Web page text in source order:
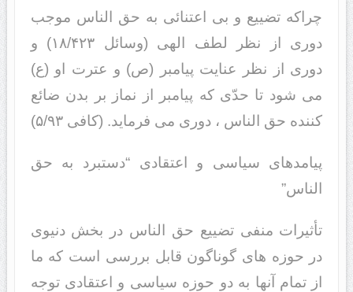
چراکه تضییع و بی اعتنائی به حق الناس موجب
دوری از نظر لطف الهی (وسائل ۱۸/۴۲۳) و
دوری از نظر عنایت پیامبر (ص) و عترت او (ع)
می شود تا حدّی که پیامبر از نماز بر بدن ضائع
کننده حق الناس ، دوری می فرماید. (کافی ۵/۹۳)
پیامدهای سیاسی و اعتقادی “دستبرد به حق
الناس”
تأثیرات منفی تضییع حق الناس در بخش دنیوی
در حوزه های گوناگون قابل بررسی است که ما
از تمام آنها به دو حوزه سیاسی و اعتقادی توجه